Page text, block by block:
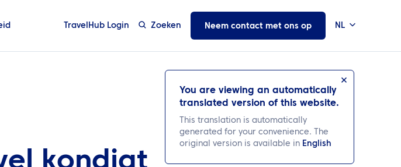
TravelHub Login Zoeken Neem contact met ons op NL
You are viewing an automatically
translated version of this website.
This translation is automatically
generated for your convenience. The
original version is available in English